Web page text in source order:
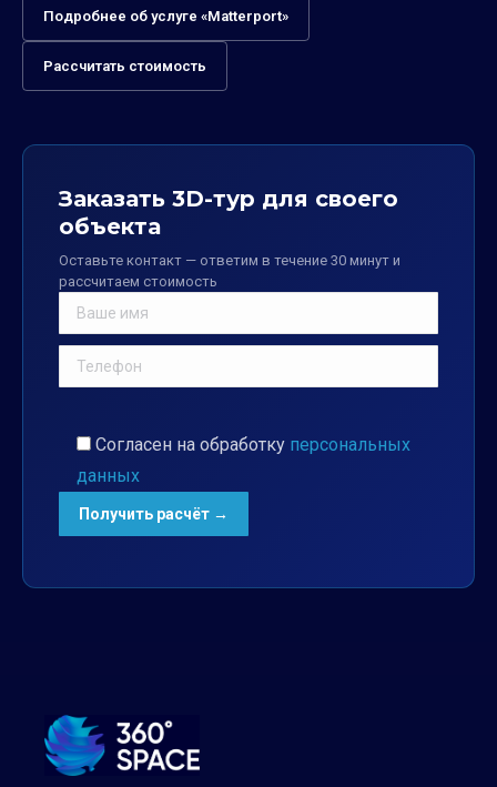
Подробнее об услуге «Matterport»
Рассчитать стоимость
Заказать 3D-тур для своего
объекта
Оставьте контакт — ответим в течение 30 минут и
рассчитаем стоимость
Согласен на обработку персональных
данных